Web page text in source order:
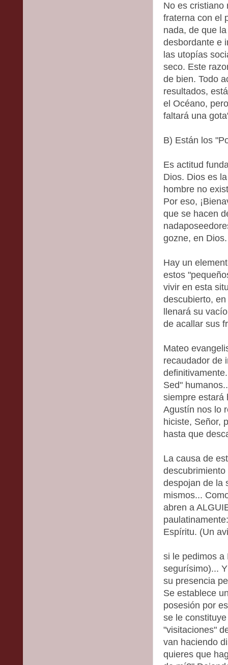
No es cristiano
fraterna con el
nada, de que
desbordante e
las utopías
seco. Este
de bien. Todo
resultados,
el Océano,
faltará una
B) Están los
Es actitud
Dios. Dios es
hombre no
Por eso,
que se hacen
gozne, en Dios.
Hay un
estos
vivir en esta
descubierto,
llenará su
de acallar sus
Mateo
recaudador de
Sed"
siempre estará
Agustín nos lo
hiciste, Señor,
hasta que
La causa de
despojan de la
mismos...
abren a
Espíritu. (Un
si le pedimos a
segurísimo)...
su presencia
Se establece
posesión por
se le
"visitaciones"
van haciendo
quieres que